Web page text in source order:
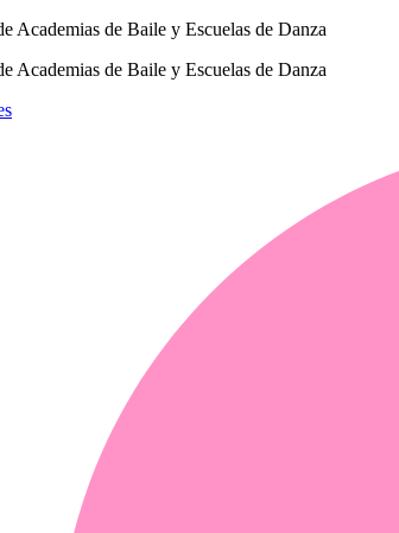
de Baile y Escuelas de Danza
de Baile y Escuelas de Danza